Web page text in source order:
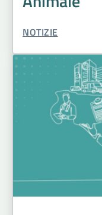
TIPO CONTENUTO:
NOTIZIE